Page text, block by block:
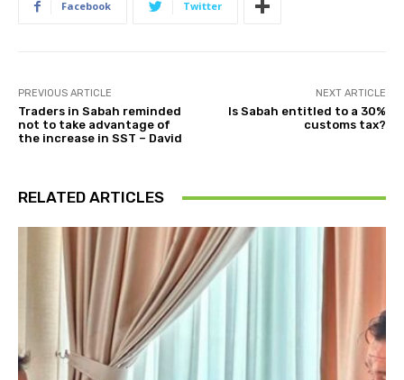
Facebook Twitter
PREVIOUS ARTICLE
Traders in Sabah reminded
not to take advantage of
the increase in SST – David
NEXT ARTICLE
Is Sabah entitled to a 30%
customs tax?
RELATED ARTICLES